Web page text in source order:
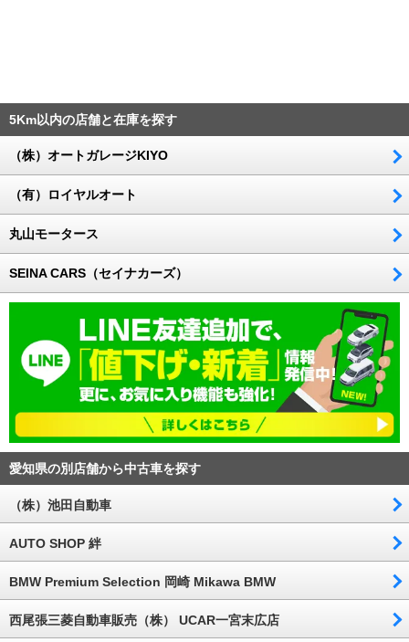
5Km以内の店舗と在庫を探す
（株）オートガレージKIYO
（有）ロイヤルオート
丸山モータース
SEINA CARS（セイナカーズ）
愛知県の別店舗から中古車を探す
（株）池田自動車
AUTO SHOP 絆
BMW Premium Selection 岡崎 Mikawa BMW
西尾張三菱自動車販売（株） UCAR一宮末広店